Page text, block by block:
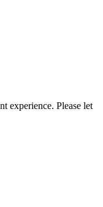
experience. Please let